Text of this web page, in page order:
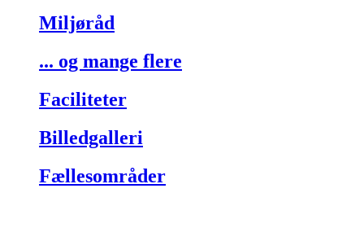
Miljøråd
... og mange flere
Faciliteter
Billedgalleri
Fællesområder